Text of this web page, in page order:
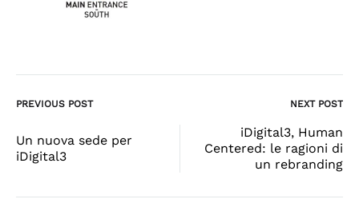
Post
navigation
PREVIOUS POST NEXT POST
Un nuova sede per
iDigital3
iDigital3, Human
Centered: le ragioni di
un rebranding